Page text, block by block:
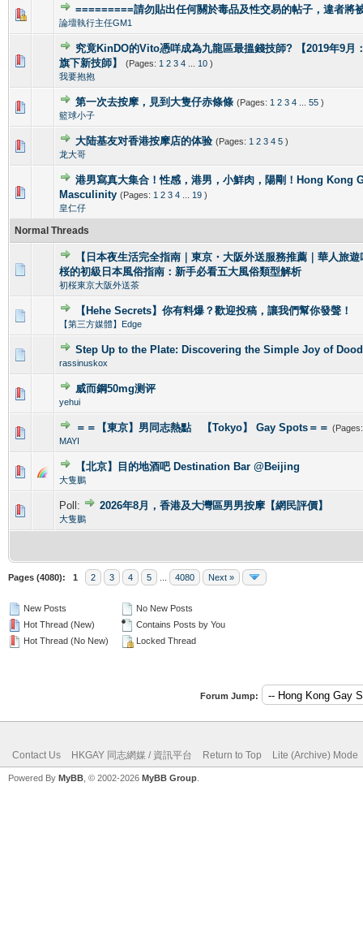
=========請勿貼出任何關於毒品及性交易的帖子，違者將
論壇執行主任GM1
1 Vote(s) - 4 out of 5 in Average
12345
究竟KinDO的Vito憑咩成為九龍區最搵錢技師? 【2019年9月
旗下新技師】
(Pages: 1 2 3 4 10 )
我要抱抱
0 Vote(s) - 0 out of 5 in Average
12 3 5
第一次去按摩，見到大隻仔赤條條 (Pages: 1 2 3 4 55 )
籃球小子
0 Vote(s) - 0 out of 5 in Average
12345
大陆基友对香港按摩店的体验 (Pages: 1 2 3 4 5 )
龙大哥
1 Vote(s) - 5 out of 5 in Average
12345
港男寫真大集合！性感，港男，小鮮肉，陽剛！Hong Kong
Masculinity (Pages: 1 2 3 4 19 )
皇仁仔
2 Vote(s) - 4 out of 5 in Average
1 2 45
Normal Threads
【日本夜生活完全指南｜東京・大阪外送服務推薦｜華人旅
桜的初級日本風俗指南：新手必看五大風俗類型解析
初桜東京大阪外送茶
0 Vote(s) - 0 out of 5 in Average
1 2345
【Hehe Secrets】你有料爆？歡迎投稿，讓我們幫你發聲！
【第三方媒體】Edge
0 Vote(s) - 0 out of 5 in Average
12345
Step Up to the Plate: Discovering the Simple Joy of
rassinuskox
0 Vote(s) - 0 out of 5 in Average
12 345
威而鋼50mg测评
yehui
0 Vote(s) - 0 out of 5 in Average
＝＝【東京】男同志熱點 【Tokyo】 Gay Spots＝＝
MAYI
0 Vote(s) - 0 out of 5 in Average
1234
【北京】目的地酒吧 Destination Bar @Beijing
大隻鵬
0 Vote(s) - 0 out of 5 in Average
12345
Poll: 2026年8月，香港及大灣區男男按摩【網民評價】
大隻鵬
0 Vote(s) - 0 out of 5 in Average
12345
Pages (4080): 1 2 3 4 5 4080 Next »
New Posts
Hot Thread (New)
Hot Thread (No New)
No New Posts
Contains Posts by You
Locked Thread
Forum Jump:
Contact Us HKGAY 同志網媒 / 資訊平台 Return to Top Lite (Archive) Mode
Powered By MyBB , © 2002-2026 MyBB Group